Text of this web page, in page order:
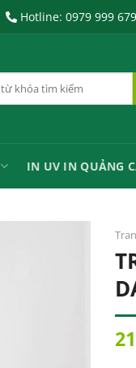
Hotline: 0979 999 679
IN UV IN QUẢNG